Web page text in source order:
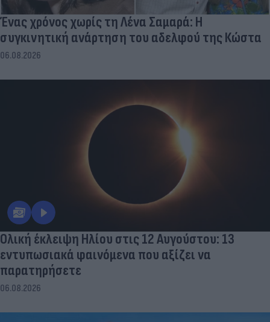
Ένας χρόνος χωρίς τη Λένα Σαμαρά: Η
συγκινητική ανάρτηση του αδελφού της Κώστα
06.08.2026
Ολική έκλειψη Ηλίου στις 12 Αυγούστου: 13
εντυπωσιακά φαινόμενα που αξίζει να
παρατηρήσετε
06.08.2026